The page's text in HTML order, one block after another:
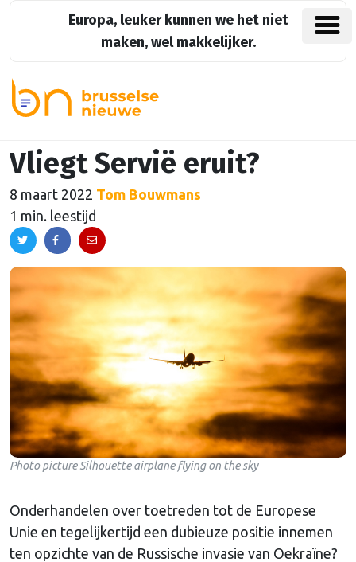
Europa, leuker kunnen we het niet
maken, wel makkelijker.
Vliegt Servië eruit?
8 maart 2022 Tom Bouwmans
1 min. leestijd
Photo picture Silhouette airplane flying on the sky
Onderhandelen over toetreden tot de Europese
Unie en tegelijkertijd een dubieuze positie innemen
ten opzichte van de Russische invasie van Oekraïne?